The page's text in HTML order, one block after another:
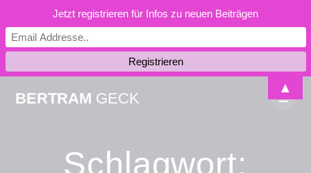
BERTRAM GECK
Schlagwort:
Jetzt registrieren für Infos zu neuen Beiträgen
▲